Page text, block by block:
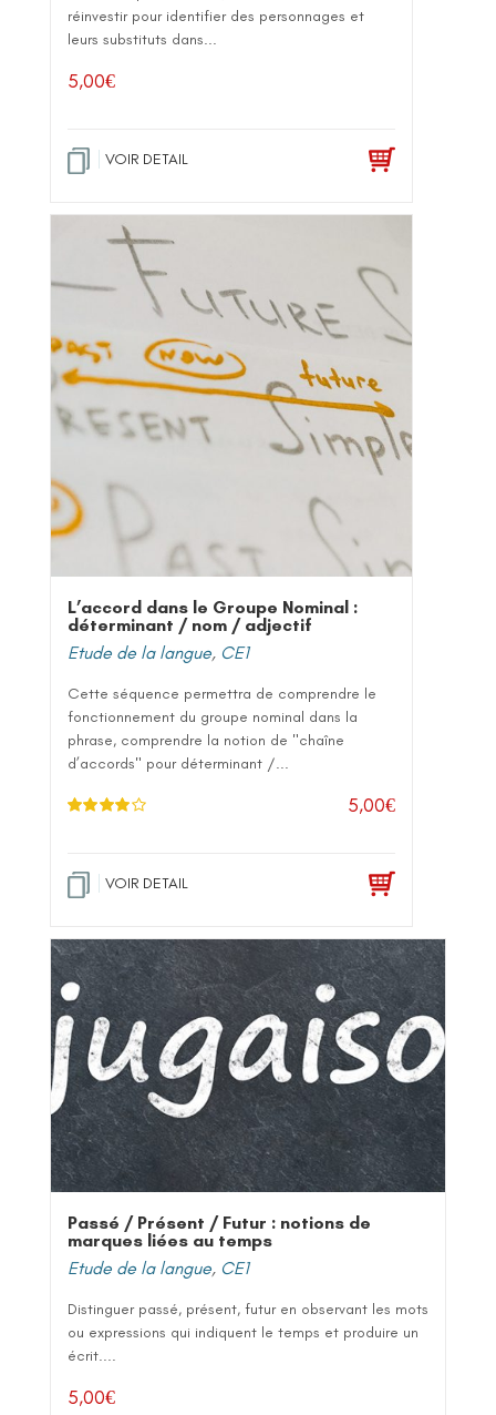
réinvestir pour identifier des personnages et
leurs substituts dans...
5,00€
VOIR DETAIL
L’accord dans le Groupe Nominal :
déterminant / nom / adjectif
Etude de la langue, CE1
Cette séquence permettra de comprendre le
fonctionnement du groupe nominal dans la
phrase, comprendre la notion de "chaîne
d’accords" pour déterminant /...
5,00€
VOIR DETAIL
Passé / Présent / Futur : notions de
marques liées au temps
Etude de la langue, CE1
Distinguer passé, présent, futur en observant les mots
ou expressions qui indiquent le temps et produire un
écrit....
5,00€